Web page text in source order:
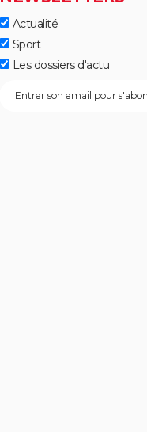
Actualité
Sport
Les dossiers d'actu